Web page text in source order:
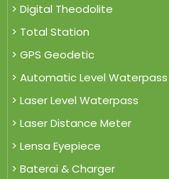
> Digital Theodolite
> Total Station
> GPS Geodetic
> Automatic Level Waterpass
> Laser Level Waterpass
> Laser Distance Meter
> Lensa Eyepiece
> Baterai & Charger